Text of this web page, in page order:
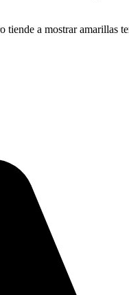
a mostrar amarillas